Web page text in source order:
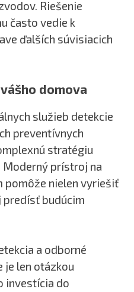
Riešenie
často vedie k
ďalších súvisiacich
domova
služieb detekcie
preventívnych
stratégiu
Moderný prístroj na
pomôže nielen vyriešiť
predísť budúcim
a odborné
je len otázkou
investícia do